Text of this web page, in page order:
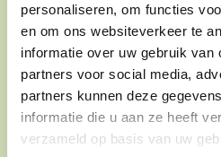
personaliseren, om functies
en om ons websiteverkeer te
informatie over uw gebruik van
partners voor social media,
partners kunnen deze
informatie die u aan ze heeft
verzameld op basis van uw
Criminele activiteiten
tot de onderwereld.
verweven met de legale